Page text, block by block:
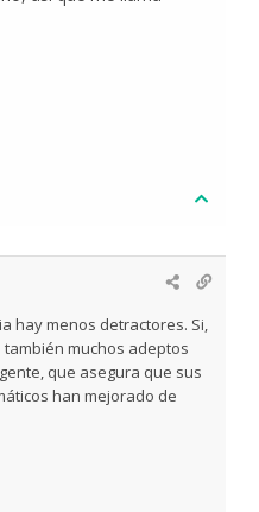
hay menos detractores. Si,
muchos adeptos
que asegura que sus
han mejorado de